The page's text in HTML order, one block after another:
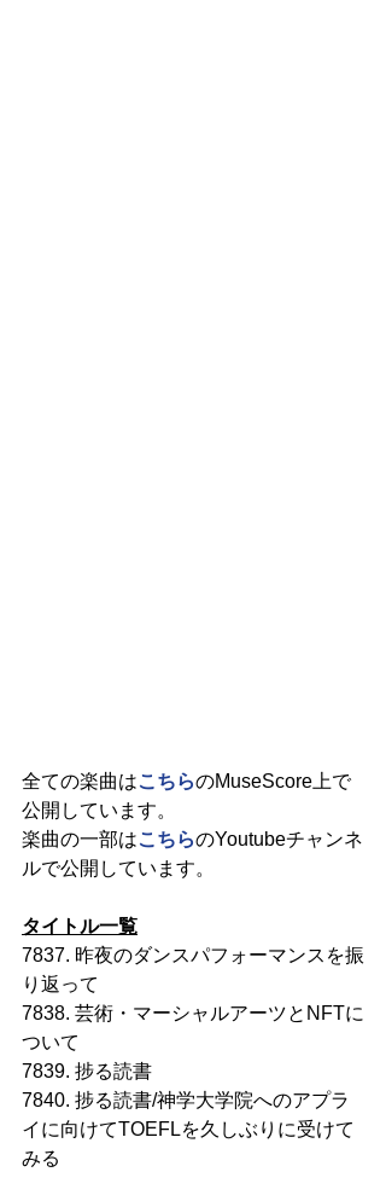
全ての楽曲はこちらのMuseScore上で
公開しています。
楽曲の一部はこちらのYoutubeチャンネ
ルで公開しています。
タイトル一覧
7837. 昨夜のダンスパフォーマンスを振
り返って
7838. 芸術・マーシャルアーツとNFTに
ついて
7839. 捗る読書
7840. 捗る読書/神学大学院へのアプラ
イに向けてTOEFLを久しぶりに受けて
みる